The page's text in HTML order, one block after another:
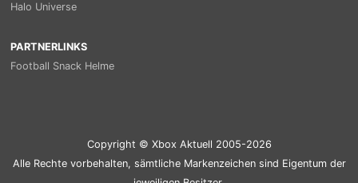
Halo Universe
PARTNERLINKS
Football Snack Helme
Copyright © Xbox Aktuell 2005-2026
Alle Rechte vorbehalten, sämtliche Markenzeichen sind Eigentum der